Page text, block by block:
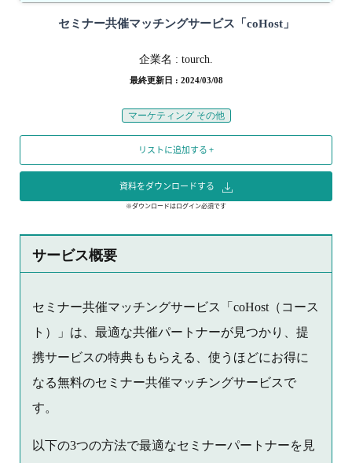
セミナー共催マッチングサービス「coHost」
企業名 : tourch.
最終更新日 : 2024/03/08
マーケティング その他
リストに追加する +
資料をダウンロードする
※ダウンロードはログイン必須です
サービス概要
セミナー共催マッチングサービス「coHost（コース
ト）」は、最適な共催パートナーが見つかり、提
携サービスの特典ももらえる、使うほどにお得に
なる無料のセミナー共催マッチングサービスで
す。
以下の3つの方法で最適なセミナーパートナーを見